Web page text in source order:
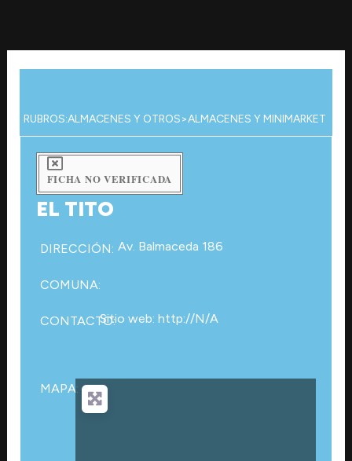
contenido
RUBROS:ALMACENES Y OTROS>ALMACENES Y MINIMARKET
FICHA NO VERIFICADA
EL TITO
DIRECCIÓN: Av. Balmaceda 186
COMUNA:
CONTACTO:Sitio web: http://N/A
MAPA: